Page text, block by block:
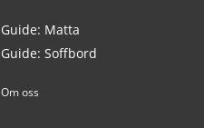
Guide: Matta
Guide: Soffbord
Om oss